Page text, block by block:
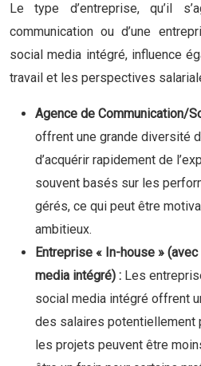
Le type d’entreprise, qu’il
communication ou d’une
social media intégré, influence
travail et les perspectives
Agence de Communication/
offrent une grande diversité
d’acquérir rapidement de
souvent basés sur les
gérés, ce qui peut être
ambitieux.
Entreprise « In-house »
media intégré) : Les
social media intégré offrent
des salaires potentiellement
les projets peuvent être